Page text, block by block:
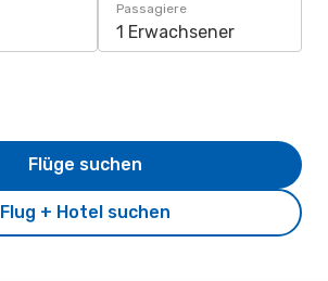
Passagiere
1 Erwachsener
Flug + Hotel suchen
Flüge suchen